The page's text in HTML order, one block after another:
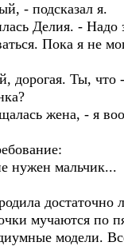
- подсказал я.
Делия. - Надо
Пока я не
дорогая. Ты, что
жена, - я
нужен мальчик...
достаточно
мучаются по
модели.